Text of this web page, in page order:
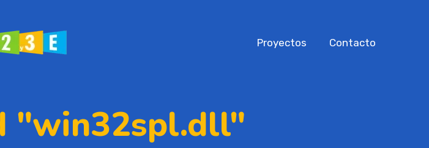
Proyectos Contacto
"win32spl.dll"